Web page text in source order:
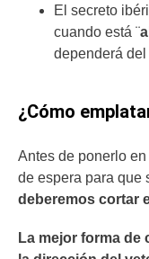
El secreto
cuando está ¨
dependerá
¿Cómo
Antes de ponerlo
de espera para que
deberemos cortar
La mejor forma